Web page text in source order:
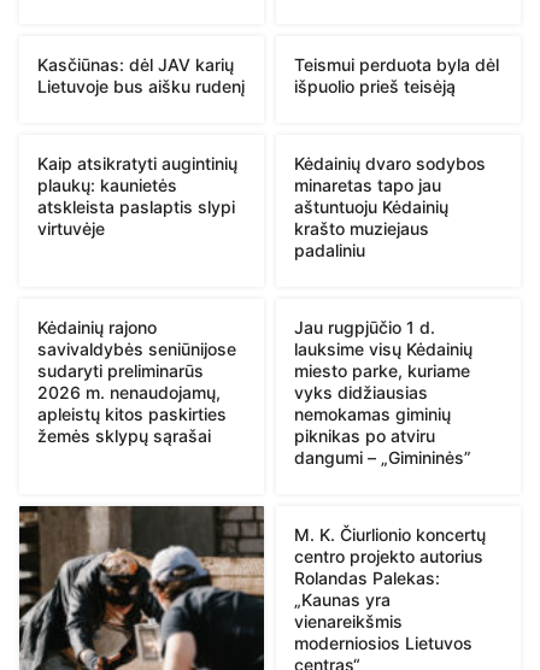
Kasčiūnas: dėl JAV karių
Lietuvoje bus aišku rudenį
Teismui perduota byla dėl
išpuolio prieš teisėją
Kaip atsikratyti augintinių
plaukų: kaunietės
atskleista paslaptis slypi
virtuvėje
Kėdainių dvaro sodybos
minaretas tapo jau
aštuntuoju Kėdainių
krašto muziejaus
padaliniu
Kėdainių rajono
savivaldybės seniūnijose
sudaryti preliminarūs
2026 m. nenaudojamų,
apleistų kitos paskirties
žemės sklypų sąrašai
Jau rugpjūčio 1 d.
lauksime visų Kėdainių
miesto parke, kuriame
vyks didžiausias
nemokamas giminių
piknikas po atviru
dangumi – „Gimininės”
M. K. Čiurlionio koncertų
centro projekto autorius
Rolandas Palekas:
„Kaunas yra
vienareikšmis
moderniosios Lietuvos
centras“